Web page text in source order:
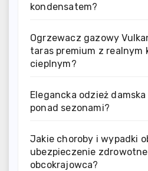
kondensatem?
Ogrzewacz gazowy
taras premium z realnym
cieplnym?
Elegancka odzież
ponad sezonami?
Jakie choroby i wypadki
ubezpieczenie
obcokrajowca?